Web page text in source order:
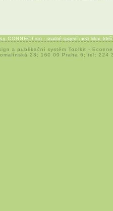
CONNECTion - snadné spojení mezi lidmi,
a publikační systém Toolkit -
23; 160 00 Praha 6; tel: 224